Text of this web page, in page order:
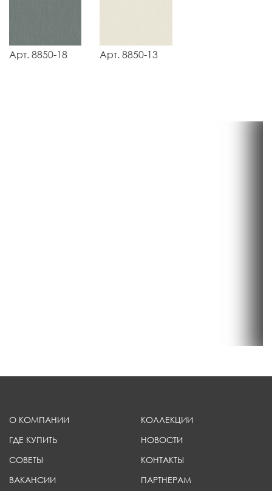
Арт. 8850-18 Арт. 8850-13
О КОМПАНИИ
КОЛЛЕКЦИИ
ГДЕ КУПИТЬ
НОВОСТИ
СОВЕТЫ
КОНТАКТЫ
ВАКАНСИИ
ПАРТНЕРАМ